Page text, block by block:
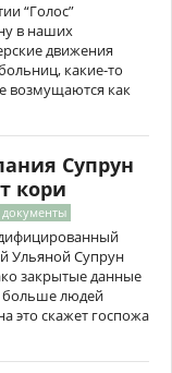
“Голос”
в наших
движения
какие-то
возмущаются как
Супрун
кори
Ульяной Супрун
закрытые данные
больше людей
это скажет госпожа